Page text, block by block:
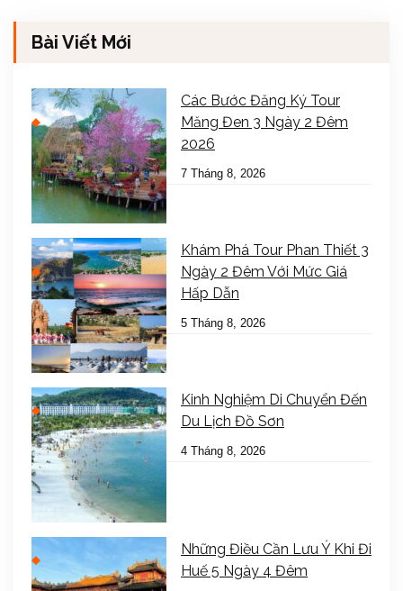
Bài Viết Mới
Các Bước Đăng Ký Tour
Măng Đen 3 Ngày 2 Đêm
2026
7 Tháng 8, 2026
Khám Phá Tour Phan Thiết 3
Ngày 2 Đêm Với Mức Giá
Hấp Dẫn
5 Tháng 8, 2026
Kinh Nghiệm Di Chuyển Đến
Du Lịch Đồ Sơn
4 Tháng 8, 2026
Những Điều Cần Lưu Ý Khi Đi
Huế 5 Ngày 4 Đêm